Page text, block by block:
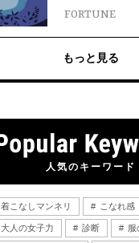
FORTUNE
もっと見る
人気のキーワード
着こなしマンネリ こなれ感
大人の女子力 診断 服